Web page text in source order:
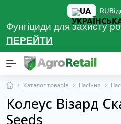
UA RU
Фунгіциди для захисту
ПЕРЕЙТИ
Каталог товарів Насіння
Колеус Візард
Seeds